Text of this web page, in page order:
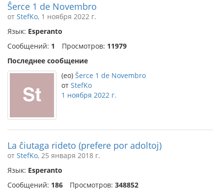
Ŝerce 1 de Novembro
от StefKo, 1 ноября 2022 г.
Язык: Esperanto
Сообщений: 1 Просмотров: 11979
Последнее сообщение
(eo) Ŝerce 1 de Novembro
от StefKo
1 ноября 2022 г.
La ĉiutaga rideto (prefere por adoltoj)
от StefKo, 25 января 2018 г.
Язык: Esperanto
Сообщений: 186 Просмотров: 348852